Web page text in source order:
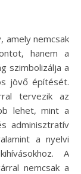
hanem a
szimbolizálja a
jövő építését.
tervezik az
lehet, mint a
adminisztratív
a nyelvi
A
nemcsak a